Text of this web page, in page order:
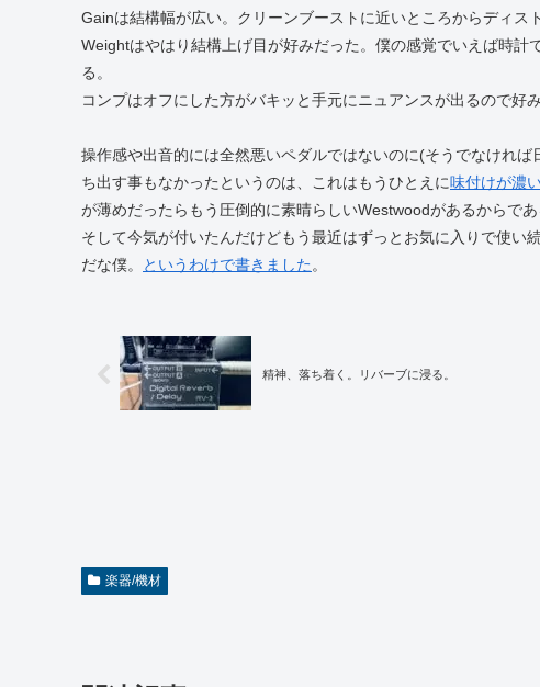
Gainは結構幅が広い。クリーンブーストに近いところからディス
Weightはやはり結構上げ目が好みだった。僕の感覚でいえば時
る。
コンプはオフにした方がバキッと手元にニュアンスが出るので好み
操作感や出音的には全然悪いペダルではないのに(そうでなけれ
ち出す事もなかったというのは、これはもうひとえに味付けが濃
が薄めだったらもう圧倒的に素晴らしいWestwoodがあるからであ
そして今気が付いたんだけどもう最近はずっとお気に入りで使
だな僕。
というわけで書きました。
精神、落ち着く。リバーブに浸る。
楽器/機材